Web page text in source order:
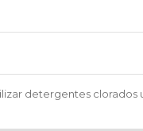
detergentes clorados